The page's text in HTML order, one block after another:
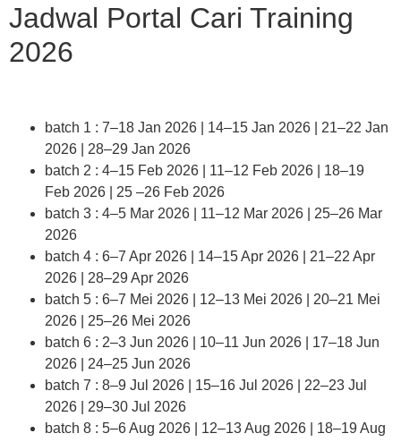
Jadwal Portal Cari Training
2026
batch 1 : 7–18 Jan 2026 | 14–15 Jan 2026 | 21–22 Jan
2026 | 28–29 Jan 2026
batch 2 : 4–15 Feb 2026 | 11–12 Feb 2026 | 18–19
Feb 2026 | 25 –26 Feb 2026
batch 3 : 4–5 Mar 2026 | 11–12 Mar 2026 | 25–26 Mar
2026
batch 4 : 6–7 Apr 2026 | 14–15 Apr 2026 | 21–22 Apr
2026 | 28–29 Apr 2026
batch 5 : 6–7 Mei 2026 | 12–13 Mei 2026 | 20–21 Mei
2026 | 25–26 Mei 2026
batch 6 : 2–3 Jun 2026 | 10–11 Jun 2026 | 17–18 Jun
2026 | 24–25 Jun 2026
batch 7 : 8–9 Jul 2026 | 15–16 Jul 2026 | 22–23 Jul
2026 | 29–30 Jul 2026
batch 8 : 5–6 Aug 2026 | 12–13 Aug 2026 | 18–19 Aug